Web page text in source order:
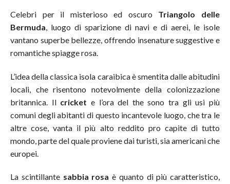
Celebri per il misterioso ed oscuro Triangolo delle
Bermuda , luogo di sparizione di navi e di aerei, le isole
vantano superbe bellezze, offrendo insenature suggestive e
romantiche spiagge rosa.
L’idea della classica isola caraibica è smentita dalle abitudini
locali, che risentono notevolmente della colonizzazione
britannica. Il cricket e l’ora del the sono tra gli usi più
comuni degli abitanti di questo incantevole luogo, che tra le
altre cose, vanta il più alto reddito pro capite di tutto
mondo, parte del quale proviene dai turisti, sia americani che
europei.
La scintillante sabbia rosa è quanto di più caratteristico,